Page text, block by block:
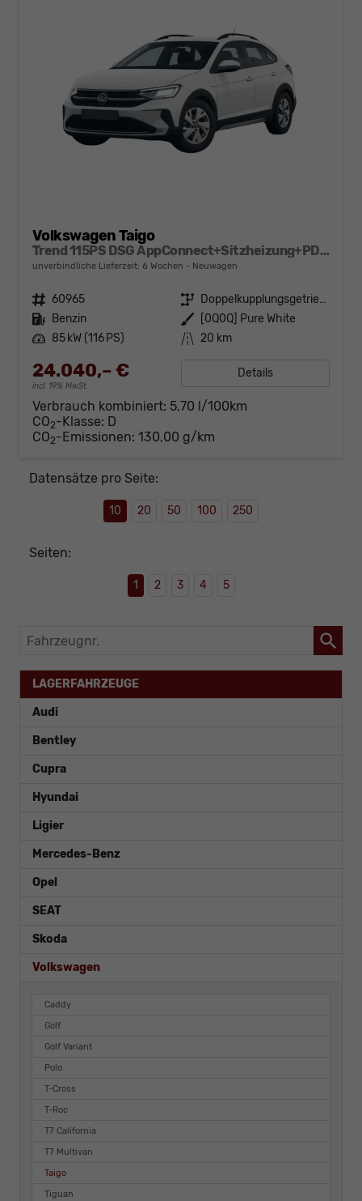
Volkswagen Taigo
Trend 115PS DSG AppConnect+Sitzheizung+PDC+Alu16+LED+DAB+FrontAssist
unverbindliche Lieferzeit: 6 Wochen Neuwagen
Fahrzeugnr. 60965 Getriebe
Doppelkupplungsgetriebe (DSG)
Kraftstoff Benzin Außenfarbe
[0Q0Q] Pure White
Leistung 85 kW (116 PS) Kilometerstand 20 km
24.040,– €
incl. 19% MwSt.
Details
Verbrauch kombiniert: 5,70 l/100km
CO2-Klasse: D
CO2-Emissionen: 130,00 g/km
Datensätze pro Seite:
10 20 50 100 250
Seiten:
1 2 3 4 5
Fahrzeugnr.
LAGERFAHRZEUGE
Audi
Bentley
Cupra
Hyundai
Ligier
Mercedes-Benz
Opel
SEAT
Skoda
Volkswagen
Caddy
Golf
Golf Variant
Polo
T-Cross
T-Roc
T7 California
T7 Multivan
Taigo
Tiguan